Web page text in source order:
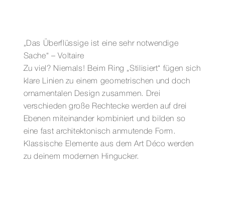
„Das Überflüssige ist eine sehr notwendige
Sache“ – Voltaire
Zu viel? Niemals! Beim Ring „Stilisiert“ fügen sich
klare Linien zu einem geometrischen und doch
ornamentalen Design zusammen. Drei
verschieden große Rechtecke werden auf drei
Ebenen miteinander kombiniert und bilden so
eine fast architektonisch anmutende Form.
Klassische Elemente aus dem Art Déco werden
zu deinem modernen Hingucker.